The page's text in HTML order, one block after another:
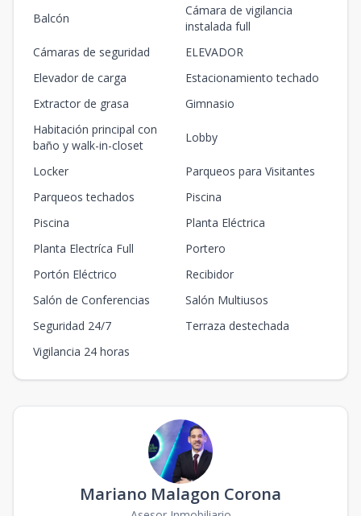
Balcón
Cámara de vigilancia
instalada full
Cámaras de seguridad
ELEVADOR
Elevador de carga
Estacionamiento techado
Extractor de grasa
Gimnasio
Habitación principal con
baño y walk-in-closet
Lobby
Locker
Parqueos para Visitantes
Parqueos techados
Piscina
Piscina
Planta Eléctrica
Planta Electríca Full
Portero
Portón Eléctrico
Recibidor
Salón de Conferencias
Salón Multiusos
Seguridad 24/7
Terraza destechada
Vigilancia 24 horas
Mariano Malagon Corona